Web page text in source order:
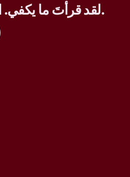
لقد قرأتَ ما يكفي. اذهب واكتشف.